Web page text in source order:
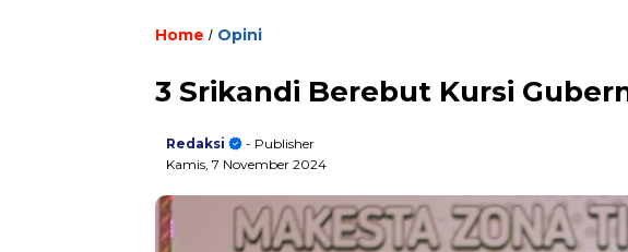
Home / Opini
3 Srikandi Berebut Kursi
Redaksi
- Publisher
Kamis, 7 November 2024